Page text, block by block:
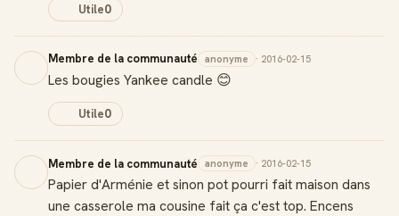
Utile0
Membre de la communauté anonyme · 2016-02-15
Les bougies Yankee candle 😊
Utile0
Membre de la communauté anonyme · 2016-02-15
Papier d'Arménie et sinon pot pourri fait maison dans
une casserole ma cousine fait ça c'est top. Encens
Reconnaissance locale
Deviens une référence dans ta ville
Notifications
Créer mon compte Guide